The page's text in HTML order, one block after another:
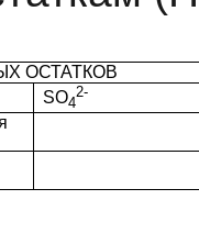
ОСТАТКОВ
SO4
2-